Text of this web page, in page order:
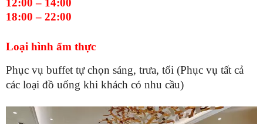
12:00 – 14:00
18:00 – 22:00
Loại hình ẩm thực
Phục vụ buffet tự chọn sáng, trưa, tối (Phục vụ tất cả
các loại đồ uống khi khách có nhu cầu)